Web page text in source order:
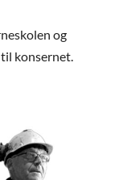
og
konsernet.